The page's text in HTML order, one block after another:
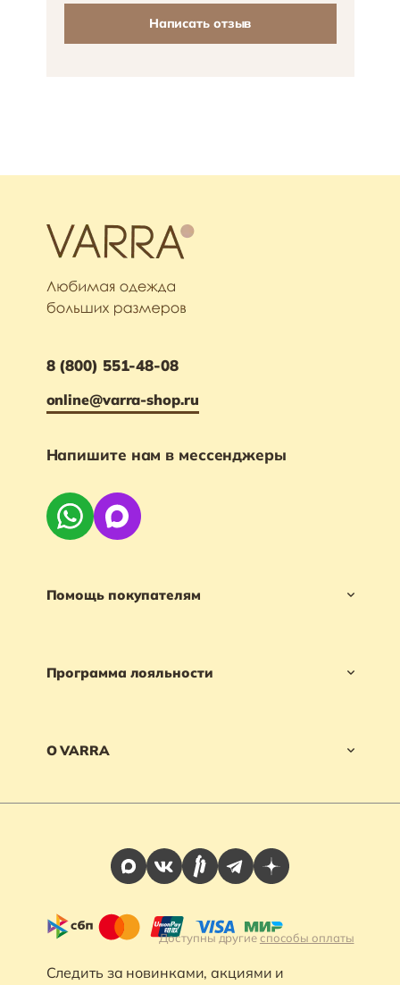
Написать отзыв
8 (800) 551-48-08
online@varra-shop.ru
Напишите нам в мессенджеры
Помощь покупателям
Программа лояльности
О VARRA
Следить за новинками, акциями и
Доступны другиеспособы оплаты